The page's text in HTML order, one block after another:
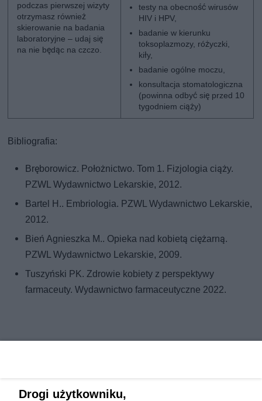
podczas pierwszej wizyty
otrzymasz również
skierowanie na badania
laboratoryjne – udaj się
na nie będąc na czczo.
testy na obecność wirusów
HIV i HPV,
badanie w kierunku
toksoplazmozy, różyczki,
kiły,
badanie ogólne moczu,
konsultacja stomatologiczna
(powinna odbyć się przed 10
tygodniem ciąży)
Bibliografia:
Bręborowicz. Położnictwo. Tom 1. Fizjologia ciąży.
PZWL Wydawnictwo Lekarskie, 2012.
Bartel H.. Embriologia. PZWL Wydawnictwo Lekarskie,
2012.
Bień Agnieszka M.. Opieka nad kobietą ciężarną.
PZWL Wydawnictwo Lekarskie, 2009.
Tuszyński PK. Zdrowie kobiety z perspektywy
farmaceuty. Wydawnictwo farmaceutyczne 2022.
Drogi użytkowniku,